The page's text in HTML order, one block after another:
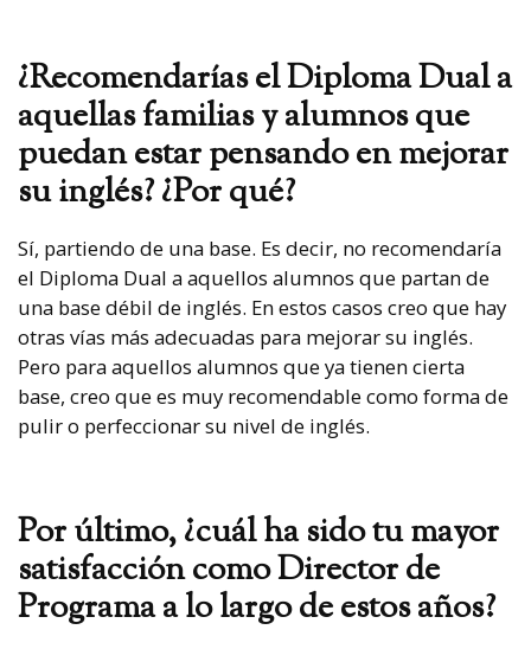
¿Recomendarías el Diploma Dual a
aquellas familias y alumnos que
puedan estar pensando en mejorar
su inglés? ¿Por qué?
Sí, partiendo de una base. Es decir, no recomendaría
el Diploma Dual a aquellos alumnos que partan de
una base débil de inglés. En estos casos creo que hay
otras vías más adecuadas para mejorar su inglés.
Pero para aquellos alumnos que ya tienen cierta
base, creo que es muy recomendable como forma de
pulir o perfeccionar su nivel de inglés.
Por último, ¿cuál ha sido tu mayor
satisfacción como Director de
Programa a lo largo de estos años?